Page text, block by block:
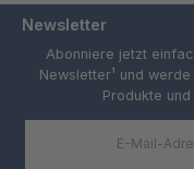
Newsletter
Abonniere jetzt
Newsletter¹ und
Produkte